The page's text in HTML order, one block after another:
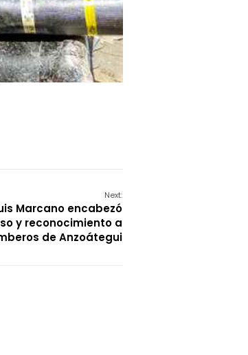
Next:
Marcano encabezó
y reconocimiento a
de Anzoátegui